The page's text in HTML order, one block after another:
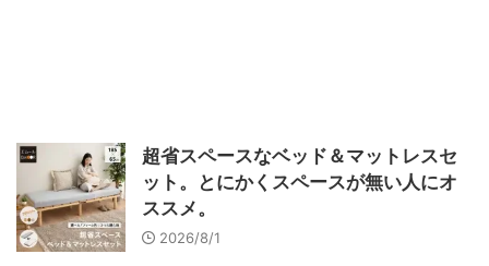
超省スペースなベッド＆マットレスセ
ット。とにかくスペースが無い人にオ
ススメ。
2026/8/1